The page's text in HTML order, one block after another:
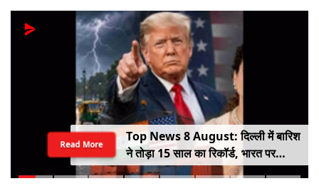
Top News 8 August: दिल्ली में बारिश
ने तोड़ा 15 साल का रिकॉर्ड, भारत पर
100% टैरिफ का खतरा; Gen Z पर कंगना
Read More